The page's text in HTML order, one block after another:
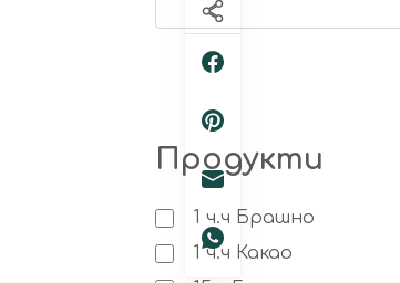
Продукти
1 ч.ч Брашно
1 ч.ч Какао